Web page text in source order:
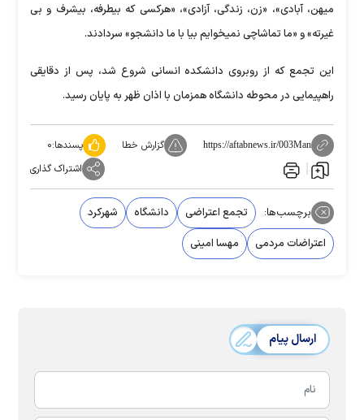
میهن، آبادی»، «زن، زندگی، آزادی»، «هرکسی که بیطرفه، بیشرف و بی
غیرته» و «ما تماشاچی نمیخوایم بیا با ما دانشجو» سردادند.
این تجمع که از روبروی دانشکده انسانی شروع شد، پس از دقایقی
راهپیمایی در محوطه دانشگاه همزمان با اذان ظهر به پایان رسید.
https://aftabnews.ir/003Man گزارش خطا پسندها:۰
اشتراک گذاری
برچسب‌ها: تجمع اعتراضی دانشگاه
شهرکرد
اعتراضات مردمی
مهسا امینی
ارسال پیام